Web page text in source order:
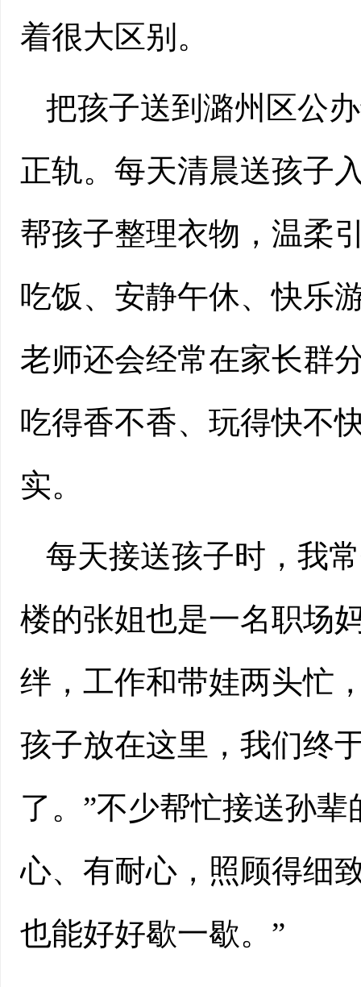
着很大区别。
把孩子送到潞州区公
正轨。每天清晨送孩子
帮孩子整理衣物，温柔
吃饭、安静午休、快乐
老师还会经常在家长群
吃得香不香、玩得快不
实。
每天接送孩子时，我
楼的张姐也是一名职场
绊，工作和带娃两头忙
孩子放在这里，我们终
了。”不少帮忙接送孙
心、有耐心，照顾得细
也能好好歇一歇。”